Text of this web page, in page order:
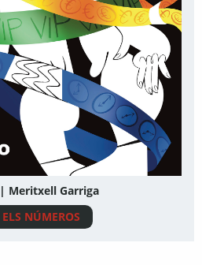
Meritxell Garriga
NÚMEROS